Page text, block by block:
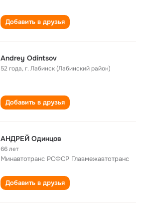
Добавить в друзья
Andrey Odintsov
52 года,г. Лабинск (Лабинский район)
Добавить в друзья
АНДРЕЙ Одинцов
66 лет
Минавтотранс РСФСР Главмежавтотранс
Добавить в друзья